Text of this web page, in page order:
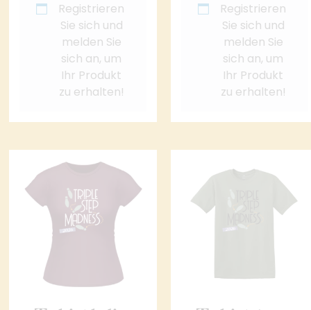
Registrieren
Sie sich und
melden Sie
sich an, um
Ihr Produkt
zu erhalten!
Registrieren
Sie sich und
melden Sie
sich an, um
Ihr Produkt
zu erhalten!